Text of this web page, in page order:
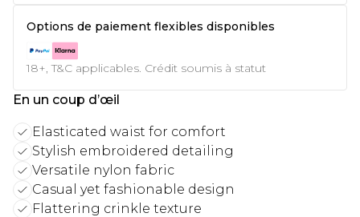
Options de paiement flexibles disponibles
18+, T&C applicables. Crédit soumis à statut
En un coup d’œil
Elasticated waist for comfort
Stylish embroidered detailing
Versatile nylon fabric
Casual yet fashionable design
Flattering crinkle texture